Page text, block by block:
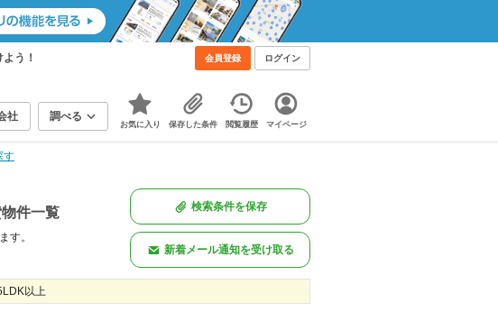
う！ 会員登録 ログイン
社 調べる
お気に入り 保存した条件 閲覧履歴 マイページ
す
件一覧
す。
検索条件を保存
新着メール通知を受け取る
以上